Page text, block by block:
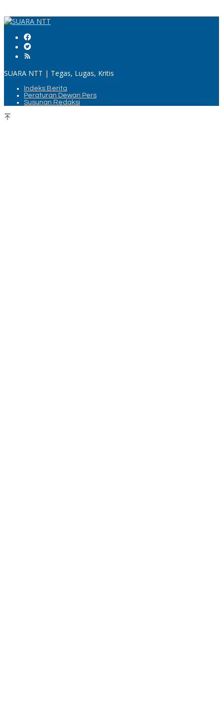
SUARA NTT | Tegas, Lugas, Kritis
Indeks Berita
Peraturan Dewan Pers
Susunan Redaksi